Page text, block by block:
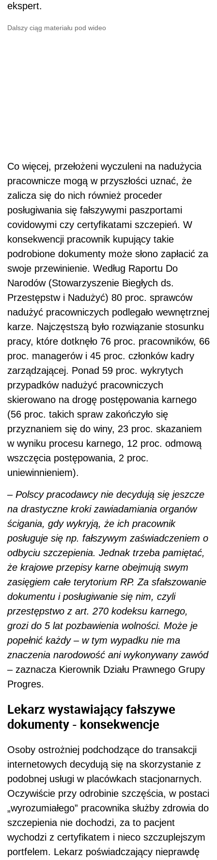
ekspert.
Dalszy ciąg materiału pod wideo
Co więcej, przełożeni wyczuleni na nadużycia
pracownicze mogą w przyszłości uznać, że
zalicza się do nich również proceder
posługiwania się fałszywymi paszportami
covidowymi czy certyfikatami szczepień. W
konsekwencji pracownik kupujący takie
podrobione dokumenty może słono zapłacić za
swoje przewinienie. Według Raportu Do
Narodów (Stowarzyszenie Biegłych ds.
Przestępstw i Nadużyć) 80 proc. sprawców
nadużyć pracowniczych podlegało wewnętrznej
karze. Najczęstszą było rozwiązanie stosunku
pracy, które dotknęło 76 proc. pracowników, 66
proc. managerów i 45 proc. członków kadry
zarządzającej. Ponad 59 proc. wykrytych
przypadków nadużyć pracowniczych
skierowano na drogę postępowania karnego
(56 proc. takich spraw zakończyło się
przyznaniem się do winy, 23 proc. skazaniem
w wyniku procesu karnego, 12 proc. odmową
wszczęcia postępowania, 2 proc.
uniewinnieniem).
– Polscy pracodawcy nie decydują się jeszcze
na drastyczne kroki zawiadamiania organów
ścigania, gdy wykryją, że ich pracownik
posługuje się np. fałszywym zaświadczeniem o
odbyciu szczepienia. Jednak trzeba pamiętać,
że krajowe przepisy karne obejmują swym
zasięgiem całe terytorium RP. Za sfałszowanie
dokumentu i posługiwanie się nim, czyli
przestępstwo z art. 270 kodeksu karnego,
grozi do 5 lat pozbawienia wolności. Może je
popełnić każdy – w tym wypadku nie ma
znaczenia narodowość ani wykonywany zawód
– zaznacza Kierownik Działu Prawnego Grupy
Progres.
Lekarz wystawiający fałszywe
dokumenty - konsekwencje
Osoby ostrożniej podchodzące do transakcji
internetowych decydują się na skorzystanie z
podobnej usługi w placówkach stacjonarnych.
Oczywiście przy odrobinie szczęścia, w postaci
„wyrozumiałego” pracownika służby zdrowia do
szczepienia nie dochodzi, za to pacjent
wychodzi z certyfikatem i nieco szczuplejszym
portfelem. Lekarz poświadczający nieprawdę